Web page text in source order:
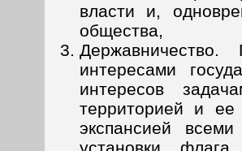
власти и,
общества,
интересами
интересов
территорией и
экспансией